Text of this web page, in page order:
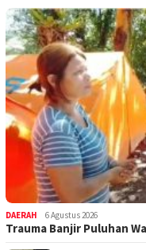
DAERAH 6 Agustus 2026
Trauma Banjir Puluhan